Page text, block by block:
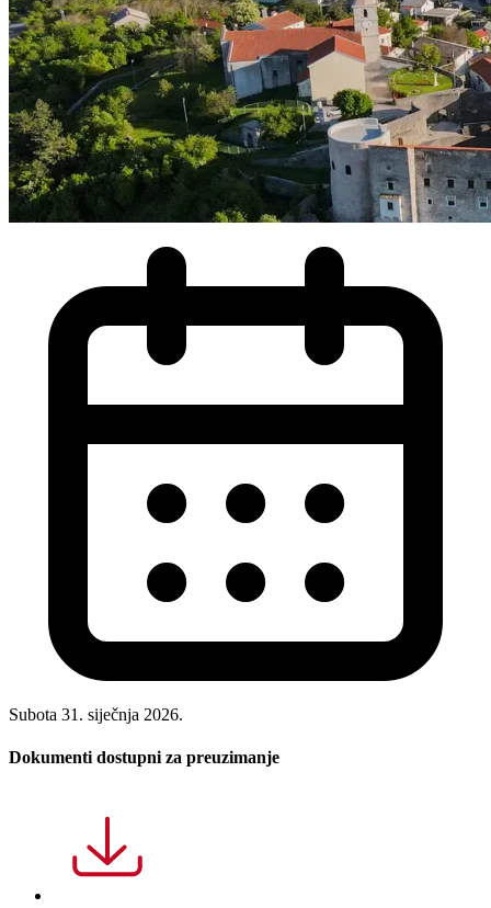
Subota 31. siječnja 2026.
Dokumenti dostupni za preuzimanje